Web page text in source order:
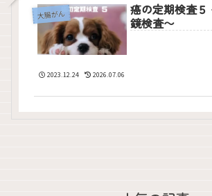
大腸がん
癌の定期検査
鏡検査〜
2023.12.24 2026.07.06